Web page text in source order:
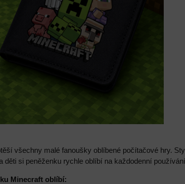
všechny malé fanoušky oblíbené počítačové hry.
děti si peněženku rychle oblíbí na každodenní
Minecraft oblíbí: